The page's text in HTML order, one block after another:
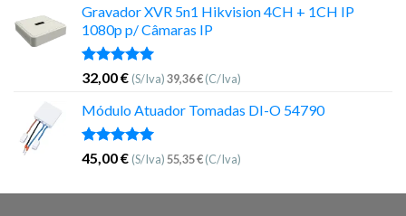
Gravador XVR 5n1 Hikvision 4CH + 1CH IP
1080p p/ Câmaras IP
Avaliação
5.00
de 5
32,00€ (S/Iva)39,36€(C/Iva)
Módulo Atuador Tomadas DI-O 54790
Avaliação
5.00
de 5
45,00€ (S/Iva)55,35€(C/Iva)